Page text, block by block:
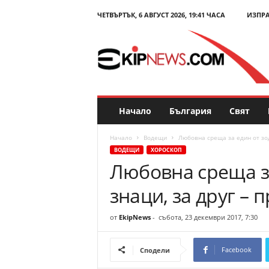
ЧЕТВЪРТЪК, 6 АВГУСТ 2026, 19:41 ЧАСА
E
p
N
н
Начало България Свят
Начало Водещи Любовна среща за един от
ВОДЕЩИ ХОРОСКОП
Любовна среща
знаци, за друг –
от EkipNews- събота, 23 декември 2017, 7:30
Сподели Facebook